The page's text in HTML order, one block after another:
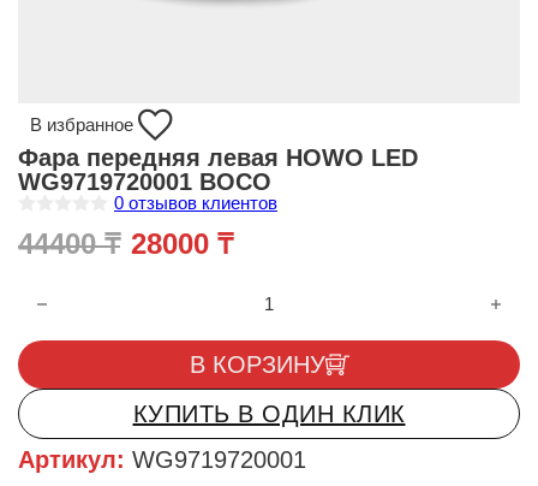
В избранное
Фара передняя левая HOWO LED
WG9719720001 BOCO
ц
и
з
5
0 отзывов клиентов
44400₸ Первоначальная цена
28000 ₸Текущая цена: 28000
Количество товара Фара передняя левая HOWO LED
В КОРЗИНУ
КУПИТЬ В ОДИН КЛИК
Артикул: WG9719720001